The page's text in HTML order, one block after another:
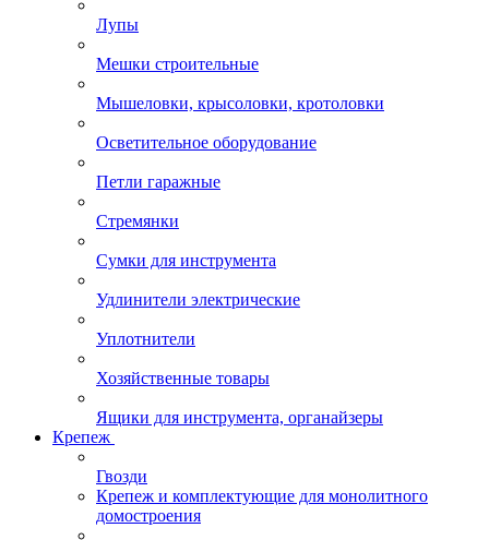
Лупы
Мешки строительные
Мышеловки, крысоловки, кротоловки
Осветительное оборудование
Петли гаражные
Стремянки
Сумки для инструмента
Удлинители электрические
Уплотнители
Хозяйственные товары
Ящики для инструмента, органайзеры
Крепеж
Гвозди
Крепеж и комплектующие для монолитного
домостроения